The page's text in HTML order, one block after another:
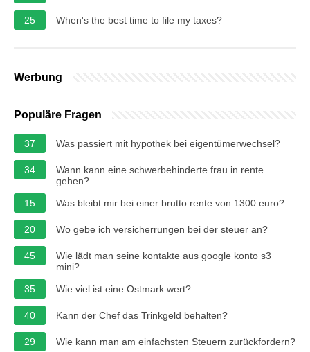
25 When's the best time to file my taxes?
Werbung
Populäre Fragen
37 Was passiert mit hypothek bei eigentümerwechsel?
34
Wann kann eine schwerbehinderte frau in rente
gehen?
15
Was bleibt mir bei einer brutto rente von 1300 euro?
20 Wo gebe ich versicherrungen bei der steuer an?
45
Wie lädt man seine kontakte aus google konto s3
mini?
35
Wie viel ist eine Ostmark wert?
40 Kann der Chef das Trinkgeld behalten?
29 Wie kann man am einfachsten Steuern zurückfordern?